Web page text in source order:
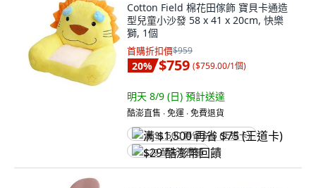
Cotton Field 棉花田傢飾 寶貝卡通造
型兒童小沙發 58 x 41 x 20cm, 快樂
獅, 1個
首購折扣價$959
20% $759 ($759.00/1個)
明天 8/9 (日) 預計送達
酷澎直售 ∙ 免運 ∙ 免費退貨
满 $1,500 再省 $75 (王道卡)
$29 酷澎幣回饋